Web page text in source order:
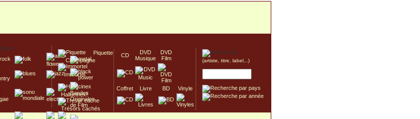
Piquette
Champagne
Immortel
Hallucinex!
Trésors cachés
CD
DVD
Musique
DVD
Film
Coffret Livre BD Vinyle
(artiste, titre, label...)